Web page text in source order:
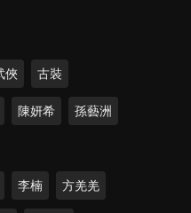
俠 古裝
陳妍希 孫藝洲
李楠 方羌羌